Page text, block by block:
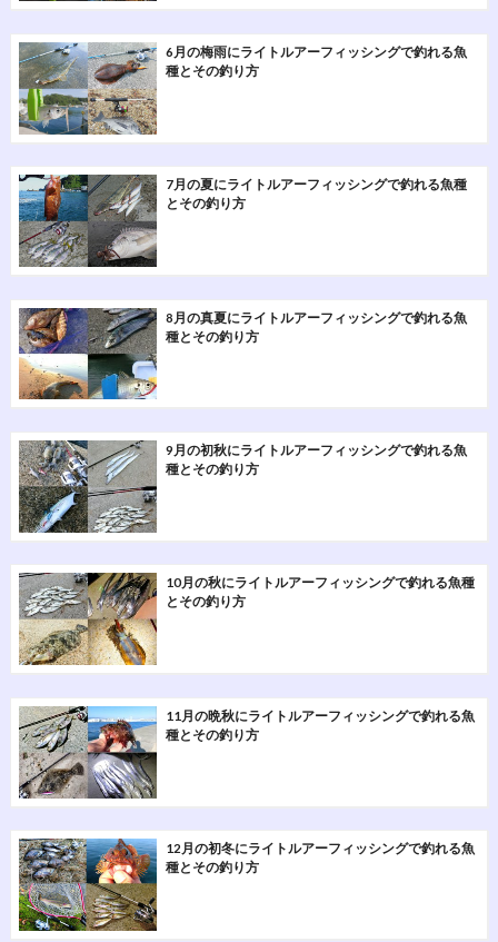
6月の梅雨にライトルアーフィッシングで釣れる魚
種とその釣り方
7月の夏にライトルアーフィッシングで釣れる魚種
とその釣り方
8月の真夏にライトルアーフィッシングで釣れる魚
種とその釣り方
9月の初秋にライトルアーフィッシングで釣れる魚
種とその釣り方
10月の秋にライトルアーフィッシングで釣れる魚種
とその釣り方
11月の晩秋にライトルアーフィッシングで釣れる魚
種とその釣り方
12月の初冬にライトルアーフィッシングで釣れる魚
種とその釣り方